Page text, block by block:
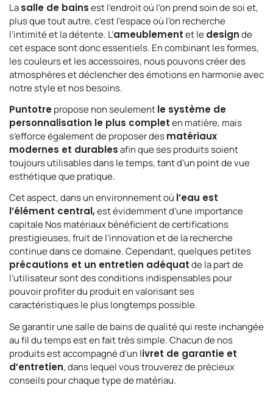
Lasalle de bainsest l’endroit où l’on prend soin de soi et,
plus que tout autre, c’est l’espace où l’on recherche
l’intimité et la détente. L’ameublementet ledesignde
cet espace sont donc essentiels. En combinant les formes,
les couleurs et les accessoires, nous pouvons créer des
atmosphères et déclencher des émotions en harmonie avec
notre style et nos besoins.
Puntotrepropose non seulementle système de
personnalisation le plus completen matière, mais
s’efforce également de proposer desmatériaux
modernes et durablesafin que ses produits soient
toujours utilisables dans le temps, tant d’un point de vue
esthétique que pratique.
Cet aspect, dans un environnement où l’eau est
l’élément central,est évidemment d’une importance
capitale Nos matériaux bénéficient de certifications
prestigieuses, fruit de l’innovation et de la recherche
continue dans ce domaine. Cependant, quelques petites
précautions et un entretien adéquatde la part de
l’utilisateur sont des conditions indispensables pour
pouvoir profiter du produit en valorisant ses
caractéristiques le plus longtemps possible.
Se garantir une salle de bains de qualité qui reste inchangée
au fil du temps est en fait très simple. Chacun de nos
produits est accompagné d’un livret de garantie et
d’entretien, dans lequel vous trouverez de précieux
conseils pour chaque type de matériau.